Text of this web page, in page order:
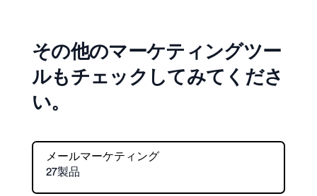
その他のマーケティングツー
ルもチェックしてみてくださ
い。
メールマーケティング
27製品